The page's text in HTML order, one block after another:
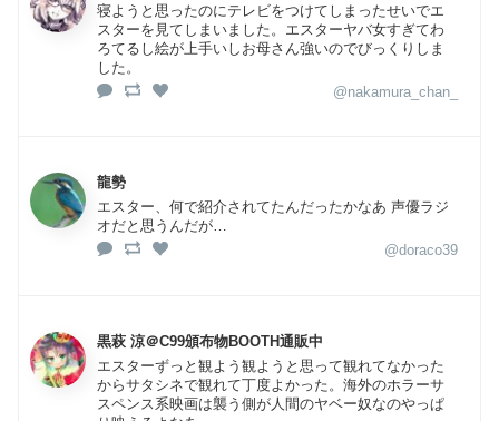
寝ようと思ったのにテレビをつけてしまったせいでエ
スターを見てしまいました。エスターヤバ女すぎてわ
ろてるし絵が上手いしお母さん強いのでびっくりしま
した。
@nakamura_chan_
龍勢
エスター、何で紹介されてたんだったかなあ 声優ラジ
オだと思うんだが…
@doraco39
黒萩 涼＠C99頒布物BOOTH通販中
エスターずっと観よう観ようと思って観れてなかった
からサタシネで観れて丁度よかった。海外のホラーサ
スペンス系映画は襲う側が人間のヤベー奴なのやっぱ